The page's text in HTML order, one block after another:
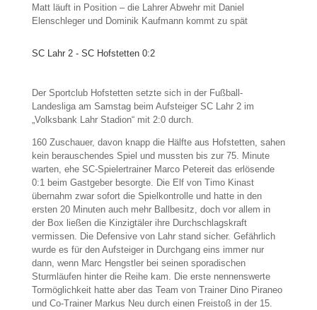
Matt läuft in Position – die Lahrer Abwehr mit Daniel
Elenschleger und Dominik Kaufmann kommt zu spät
SC Lahr 2 - SC Hofstetten 0:2
Der Sportclub Hofstetten setzte sich in der Fußball-
Landesliga am Samstag beim Aufsteiger SC Lahr 2 im
„Volksbank Lahr Stadion“ mit 2:0 durch.
160 Zuschauer, davon knapp die Hälfte aus Hofstetten, sahen
kein berauschendes Spiel und mussten bis zur 75. Minute
warten, ehe SC-Spielertrainer Marco Petereit das erlösende
0:1 beim Gastgeber besorgte. Die Elf von Timo Kinast
übernahm zwar sofort die Spielkontrolle und hatte in den
ersten 20 Minuten auch mehr Ballbesitz, doch vor allem in
der Box ließen die Kinzigtäler ihre Durchschlagskraft
vermissen. Die Defensive von Lahr stand sicher. Gefährlich
wurde es für den Aufsteiger in Durchgang eins immer nur
dann, wenn Marc Hengstler bei seinen sporadischen
Sturmläufen hinter die Reihe kam. Die erste nennenswerte
Tormöglichkeit hatte aber das Team von Trainer Dino Piraneo
und Co-Trainer Markus Neu durch einen Freistoß in der 15.